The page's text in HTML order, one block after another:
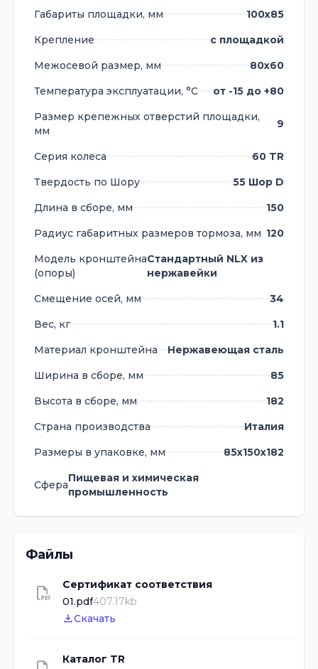
Габариты площадки, мм
100х85
Крепление
с площадкой
Межосевой размер, мм
80х60
Температура эксплуатации, °С
от -15 до +80
Размер крепежных отверстий площадки,
мм
9
Серия колеса
60 TR
Твердость по Шору
55 Шор D
Длина в сборе, мм
150
Радиус габаритных размеров тормоза, мм 120
Модель кронштейна
(опоры)
Стандартный NLX из
нержавейки
Смещение осей, мм
34
Вес, кг
1.1
Материал кронштейна
Нержавеющая сталь
Ширина в сборе, мм
85
Высота в сборе, мм
182
Страна производства
Италия
Размеры в упаковке, мм
85х150х182
Сфера
Пищевая и химическая
промышленность
Файлы
Сертификат соответствия
01.pdf407.17kb
Скачать
Каталог TR